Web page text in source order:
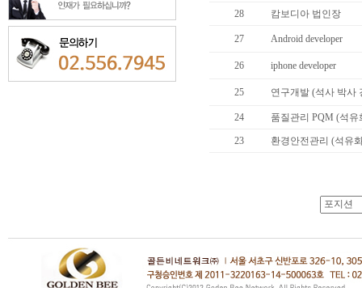
28 캄보디아 법인장
27 Android developer
26 iphone developer
25 연구개발 (석사 박사
24 품질관리 PQM (석유
23 환경안전관리 (석유